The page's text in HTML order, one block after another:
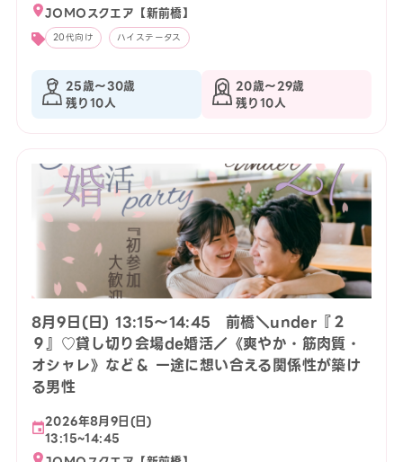
JOMOスクエア【新前橋】
20代向け ハイステータス
25歳〜30歳
残り10人
20歳〜29歳
残り10人
8月9日(日) 13:15〜14:45 前橋＼under『２
９』♡貸し切り会場de婚活／《爽やか・筋肉質・
オシャレ》など＆ 一途に想い合える関係性が築け
る男性
2026年8月9日(日)
13:15~14:45